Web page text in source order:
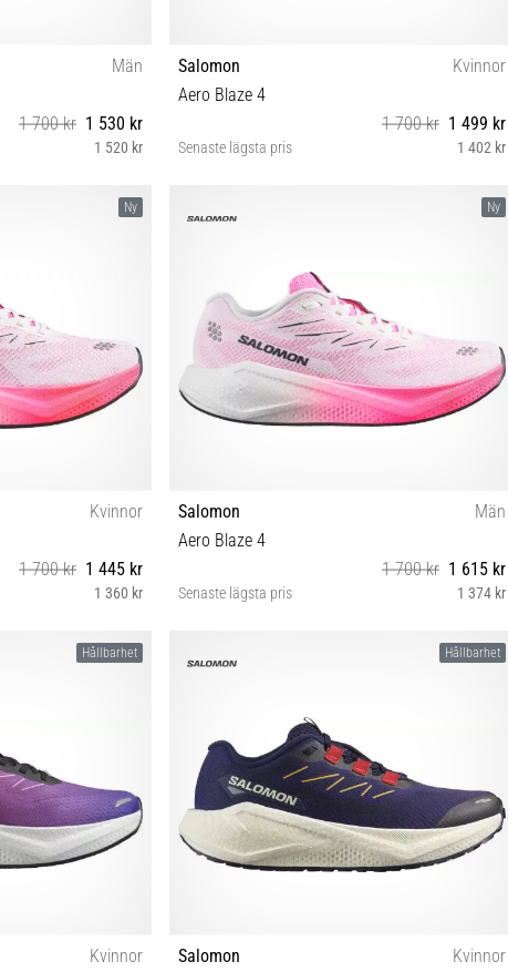
Män
1 700 kr 1 530 kr
1 520 kr
Salomon
Kvinnor
Aero Blaze 4
1 700 kr 1 499 kr
Senaste lägsta pris 1 402 kr
Ny
Kvinnor
1 700 kr 1 445 kr
1 360 kr
41⅓ 42 42⅔
Ny
Salomon
Män
Aero Blaze 4
1 700 kr 1 615 kr
Senaste lägsta pris 1 374 kr
42 42⅔ 43⅓ 44 44⅔ 45⅓ 46 46⅔ 47⅓
Hållbarhet
Kvinnor
Hållbarhet
Salomon
Kvinnor